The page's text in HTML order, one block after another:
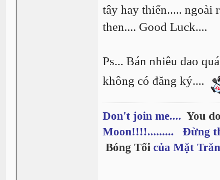
tây hay thiến..... ngoài
then.... Good Luck....
Ps... Bán nhiêu dao
không có đăng ký....
Don't join me.... You
Moon!!!!......... Đừng
Bóng Tốicủa Mặt